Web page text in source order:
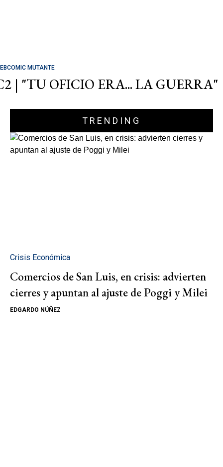
MUTANTE
| "TU OFICIO ERA... LA GUERRA"
TRENDING
Crisis Económica
Comercios de San Luis, en crisis: advierten
cierres y apuntan al ajuste de Poggi y Milei
EDGARDO NÚÑEZ